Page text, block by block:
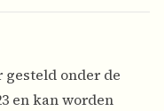
onder de
en kan worden